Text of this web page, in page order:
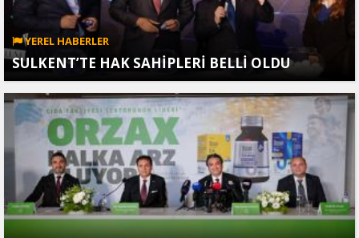
YEREL HABERLER
SULKENT’TE HAK SAHİPLERİ BELLİ OLDU